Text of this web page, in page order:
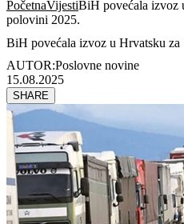
PočetnaVijestiBiH povećala izvoz
polovini 2025.
BiH povećala izvoz u Hrvatsku
AUTOR:Poslovne novine
15.08.2025
SHARE